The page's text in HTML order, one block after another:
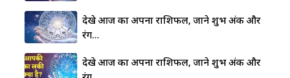
देखे आज का अपना राशिफल, जाने शुभ अंक और
रंग…
देखे आज का अपना राशिफल, जाने शुभ अंक और